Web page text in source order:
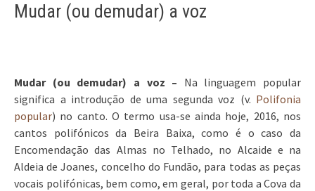
Mudar (ou demudar) a voz
Mudar (ou demudar) a voz – Na linguagem popular
significa a introdução de uma segunda voz (v. Polifonia
popular) no canto. O termo usa-se ainda hoje, 2016, nos
cantos polifónicos da Beira Baixa, como é o caso da
Encomendação das Almas no Telhado, no Alcaide e na
Aldeia de Joanes, concelho do Fundão, para todas as peças
vocais polifónicas, bem como, em geral, por toda a Cova da